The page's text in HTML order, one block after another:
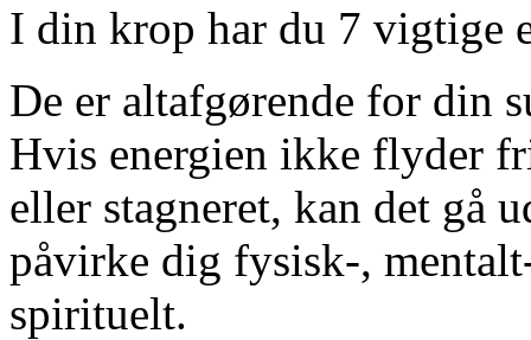
I din krop har du 7 vigtige
De er altafgørende for din
Hvis energien ikke flyder
eller stagneret, kan det gå
påvirke dig fysisk-,
spirituelt.